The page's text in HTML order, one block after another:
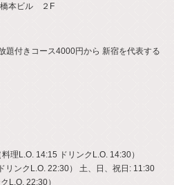
本ビル ２F
題付きコース4000円から 新宿を代表する
理L.O. 14:15 ドリンクL.O. 14:30）
リンクL.O. 22:30） 土、日、祝日: 11:30
L.O. 22:30）